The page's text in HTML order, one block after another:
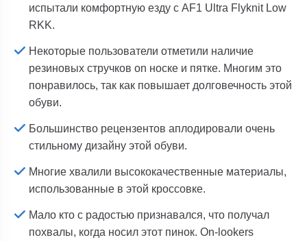
испытали комфортную езду с AF1 Ultra Flyknit Low
RKK.
Некоторые пользователи отметили наличие
резиновых стручков on носке и пятке. Многим это
понравилось, так как повышает долговечность этой
обуви.
Большинство рецензентов аплодировали очень
стильному дизайну этой обуви.
Многие хвалили высококачественные материалы,
использованные в этой кроссовке.
Мало кто с радостью признавался, что получал
похвалы, когда носил этот пинок. On-lookers